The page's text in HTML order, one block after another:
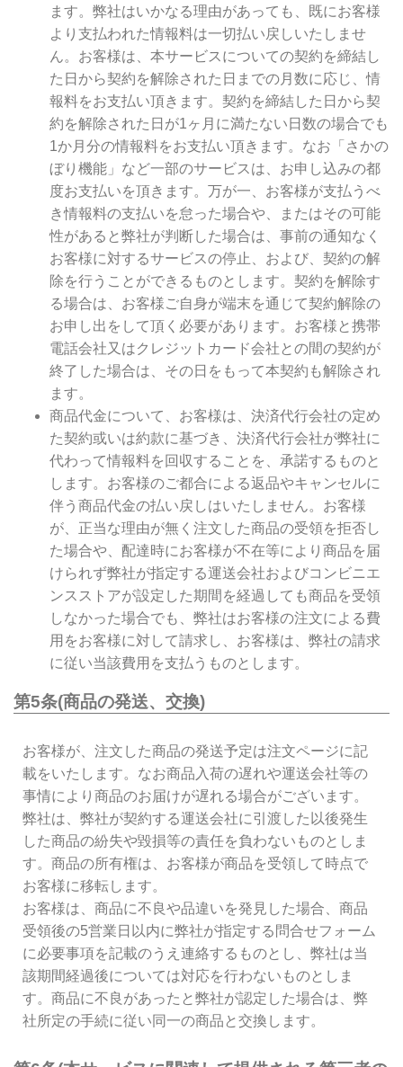
ます。弊社はいかなる理由があっても、既にお客様
より支払われた情報料は一切払い戻しいたしませ
ん。お客様は、本サービスについての契約を締結し
た日から契約を解除された日までの月数に応じ、情
報料をお支払い頂きます。契約を締結した日から契
約を解除された日が1ヶ月に満たない日数の場合でも
1か月分の情報料をお支払い頂きます。なお「さかの
ぼり機能」など一部のサービスは、お申し込みの都
度お支払いを頂きます。万が一、お客様が支払うべ
き情報料の支払いを怠った場合や、またはその可能
性があると弊社が判断した場合は、事前の通知なく
お客様に対するサービスの停止、および、契約の解
除を行うことができるものとします。契約を解除す
る場合は、お客様ご自身が端末を通じて契約解除の
お申し出をして頂く必要があります。お客様と携帯
電話会社又はクレジットカード会社との間の契約が
終了した場合は、その日をもって本契約も解除され
ます。
商品代金について、お客様は、決済代行会社の定め
た契約或いは約款に基づき、決済代行会社が弊社に
代わって情報料を回収することを、承諾するものと
します。お客様のご都合による返品やキャンセルに
伴う商品代金の払い戻しはいたしません。お客様
が、正当な理由が無く注文した商品の受領を拒否し
た場合や、配達時にお客様が不在等により商品を届
けられず弊社が指定する運送会社およびコンビニエ
ンスストアが設定した期間を経過しても商品を受領
しなかった場合でも、弊社はお客様の注文による費
用をお客様に対して請求し、お客様は、弊社の請求
に従い当該費用を支払うものとします。
第5条(商品の発送、交換)
お客様が、注文した商品の発送予定は注文ページに記
載をいたします。なお商品入荷の遅れや運送会社等の
事情により商品のお届けが遅れる場合がございます。
弊社は、弊社が契約する運送会社に引渡した以後発生
した商品の紛失や毀損等の責任を負わないものとしま
す。商品の所有権は、お客様が商品を受領して時点で
お客様に移転します。
お客様は、商品に不良や品違いを発見した場合、商品
受領後の5営業日以内に弊社が指定する問合せフォーム
に必要事項を記載のうえ連絡するものとし、弊社は当
該期間経過後については対応を行わないものとしま
す。商品に不良があったと弊社が認定した場合は、弊
社所定の手続に従い同一の商品と交換します。